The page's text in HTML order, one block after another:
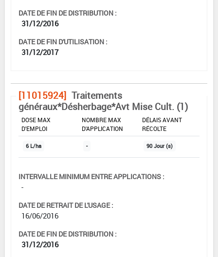
DATE DE FIN DE DISTRIBUTION :
31/12/2016
DATE DE FIN D'UTILISATION :
31/12/2017
[11015924] Traitements
généraux*Désherbage*Avt Mise Cult. (1)
DOSE MAX
D'EMPLOI
NOMBRE MAX
D'APPLICATION
DÉLAIS AVANT
RÉCOLTE
6 L/ha - 90 Jour (s)
INTERVALLE MINIMUM ENTRE APPLICATIONS :
-
DATE DE RETRAIT DE L'USAGE :
16/06/2016
DATE DE FIN DE DISTRIBUTION :
31/12/2016